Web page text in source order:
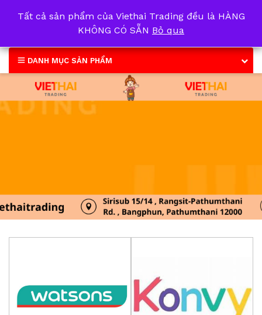
DANH MỤC SẢN PHẨM
Tất cả sản phẩm của Viethai Trading đều là HÀNG
KHÔNG CÓ SẴN Bỏ qua